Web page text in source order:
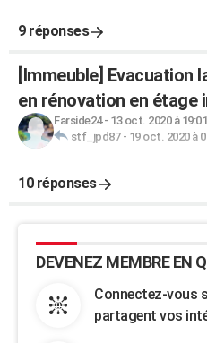
9 réponses
[Immeuble] Evacuation
en rénovation en étage
Farside24- 13 oct. 2020 à 19:01
stf_jpd87- 19 oct. 2020 à
10 réponses
DEVENEZ MEMBRE EN
Connectez-vous
partagent vos